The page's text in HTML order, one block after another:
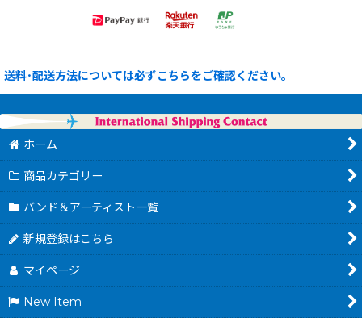
送料･配送方法については必ずこちらをご確認ください。
ホーム
商品カテゴリー
バンド＆アーティスト一覧
新規登録はこちら
マイページ
New Item